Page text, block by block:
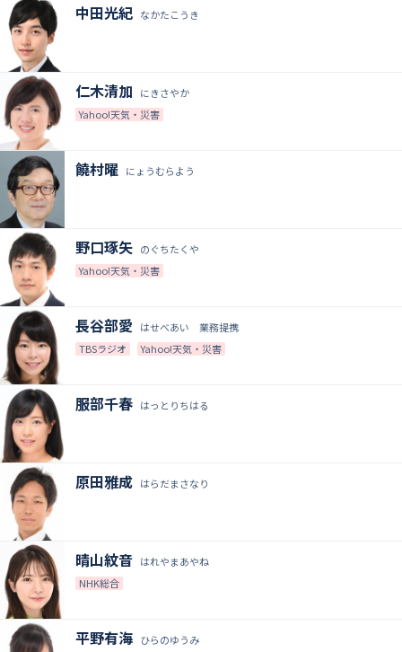
なかたこうき
中田光紀
にきさやか
仁木清加
Yahoo!天気・災害
にょうむらよう
饒村曜
のぐちたくや
野口琢矢
Yahoo!天気・災害
はせべあい 業務提携
長谷部愛
TBSラジオ Yahoo!天気・災害
はっとりちはる
服部千春
はらだまさなり
原田雅成
はれやまあやね
晴山紋音
NHK総合
ひらのゆうみ
平野有海